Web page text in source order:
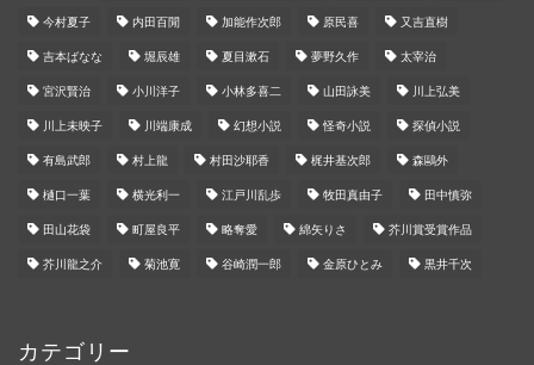
今村夏子 内田百閒 加能作次郎 原民喜 又吉直樹
吉本ばなな 堀辰雄 夏目漱石 夢野久作 太宰治
宮沢賢治 小川洋子 小林多喜二 山田詠美 川上弘美
川上未映子 川端康成 幻想小説 怪奇小説 探偵小説
有島武郎 村上龍 村田沙耶香 梶井基次郎 森鷗外
樋口一葉 横光利一 江戸川乱歩 牧田真由子 田中慎弥
田山花袋 町屋良平 略奪愛 綿矢りさ 芥川賞受賞作品
芥川龍之介 菊池寛 谷崎潤一郎 金原ひとみ 黒井千次
カテゴリー